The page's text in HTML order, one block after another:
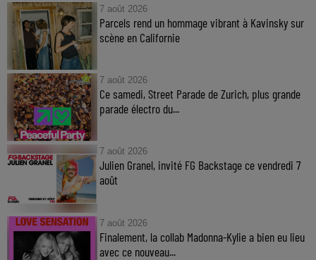
7 août 2026
Parcels rend un hommage vibrant à Kavinsky sur
scène en Californie
7 août 2026
Ce samedi, Street Parade de Zurich, plus grande
parade électro du...
7 août 2026
Julien Granel, invité FG Backstage ce vendredi 7
août
7 août 2026
Finalement, la collab Madonna-Kylie a bien eu lieu
avec ce nouveau...